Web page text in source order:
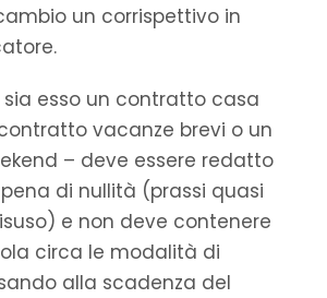
un corrispettivo in
esso un contratto casa
vacanze brevi o un
– deve essere redatto
di nullità (prassi quasi
e non deve contenere
circa le modalità di
alla scadenza del